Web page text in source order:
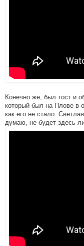
Конечно же, был тост и
который был на Плове в
как его не стало.
думаю, не будет здесь